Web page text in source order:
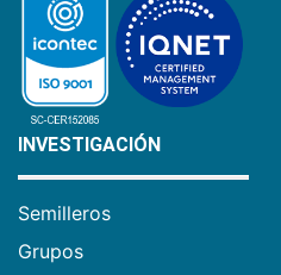
INVESTIGACIÓN
Semilleros
Grupos